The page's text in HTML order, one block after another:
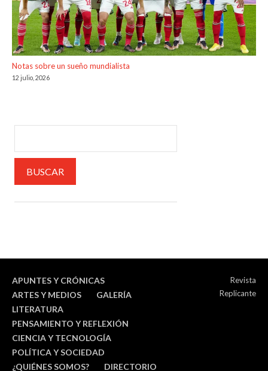
Notas sobre un sueño mundialista
12 julio, 2026
APUNTES Y CRÓNICAS
ARTES Y MEDIOS
GALERÍA
LITERATURA
PENSAMIENTO Y REFLEXIÓN
CIENCIA Y TECNOLOGÍA
POLÍTICA Y SOCIEDAD
¿QUIÉNES SOMOS?
DIRECTORIO
Revista
Replicante